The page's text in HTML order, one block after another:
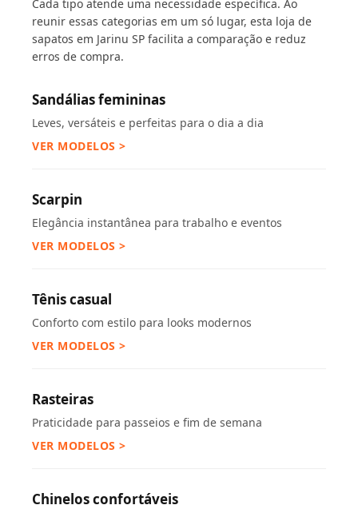
Cada tipo atende uma necessidade específica. Ao
reunir essas categorias em um só lugar, esta loja de
sapatos em Jarinu SP facilita a comparação e reduz
erros de compra.
Sandálias femininas
Leves, versáteis e perfeitas para o dia a dia
VER MODELOS >
Scarpin
Elegância instantânea para trabalho e eventos
VER MODELOS >
Tênis casual
Conforto com estilo para looks modernos
VER MODELOS >
Rasteiras
Praticidade para passeios e fim de semana
VER MODELOS >
Chinelos confortáveis